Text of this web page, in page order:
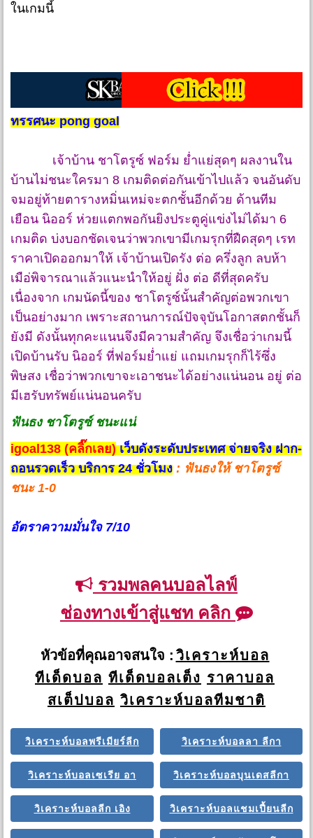
ในเกมนี้
ทรรศนะ pong goal
เจ้าบ้าน ชาโตรูซ์ ฟอร์ม ย่ำแย่สุดๆ ผลงานใน
บ้านไม่ชนะใครมา 8 เกมติดต่อกันเข้าไปแล้ว จนอันดับ
จมอยู่ท้ายตารางหมิ่นเหม่จะตกชั้นอีกด้วย ด้านทีม
เยือน นิออร์ ห่วยแตกพอกันยิงประตูคู่แข่งไม่ได้มา 6
เกมติด บ่งบอกชัดเจนว่าพวกเขามีเกมรุกที่ฝืดสุดๆ เรท
ราคาเปิดออกมาให้ เจ้าบ้านเปิดรัง ต่อ ครึ่งลูก ลบห้า
เมือ่พิจารณาแล้วแนะนำให้อยู่ ฝั่ง ต่อ ดีที่สุดครับ
เนื่องจาก เกมนัดนี้ของ ชาโตรูซ์นั้นสำคัญต่อพวกเขา
เป็นอย่างมาก เพราะสถานการณ์ปัจจุบันโอกาสตกชั้นก็
ยังมี ดังนั้นทุกคะแนนจึงมีความสำคัญ จึงเชื่อว่าเกมนี้
เปิดบ้านรับ นิออร์ ที่ฟอร์มย่ำแย่ แถมเกมรุกก็ไร้ซึ่ง
พิษสง เชื่อว่าพวกเขาจะเอาชนะได้อย่างแน่นอน อยู่ ต่อ
มีเฮรับทรัพย์แน่นอนครับ
ฟันธง ชาโตรูซ์ ชนะแน่
igoal138 (คลิ๊กเลย)เว็บดังระดับประเทศ จ่ายจริง ฝาก-
ถอนรวดเร็ว บริการ 24 ชั่วโมง : ฟันธงให้ ชาโตรูซ์
ชนะ 1-0
อัตราความมั่นใจ 7/10
รวมพลคนบอลไลฟ์
ช่องทางเข้าสู่แชท คลิก
หัวข้อที่คุณอาจสนใจ : วิเคราะห์บอล
ทีเด็ดบอล ทีเด็ดบอลเต็ง ราคาบอล
สเต็ปบอล วิเคราะห์บอลทีมชาติ
วิเคราะห์บอลพรีเมียร์ลีก วิเคราะห์บอลลา ลีกา
วิเคราะห์บอลเซเรีย อา วิเคราะห์บอลบุนเดสลีกา
วิเคราะห์บอลลีก เอิง วิเคราะห์บอลแชมเปี้ยนลีก